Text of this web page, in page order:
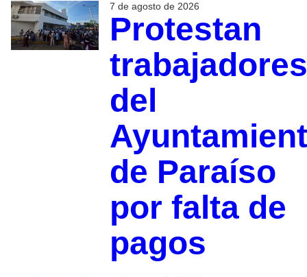
7 de agosto de 2026
Protestan
trabajadores
del
de Paraíso
por falta de
pagos